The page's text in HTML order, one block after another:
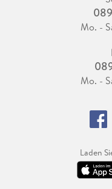
Mo. -
Mo. -
Laden